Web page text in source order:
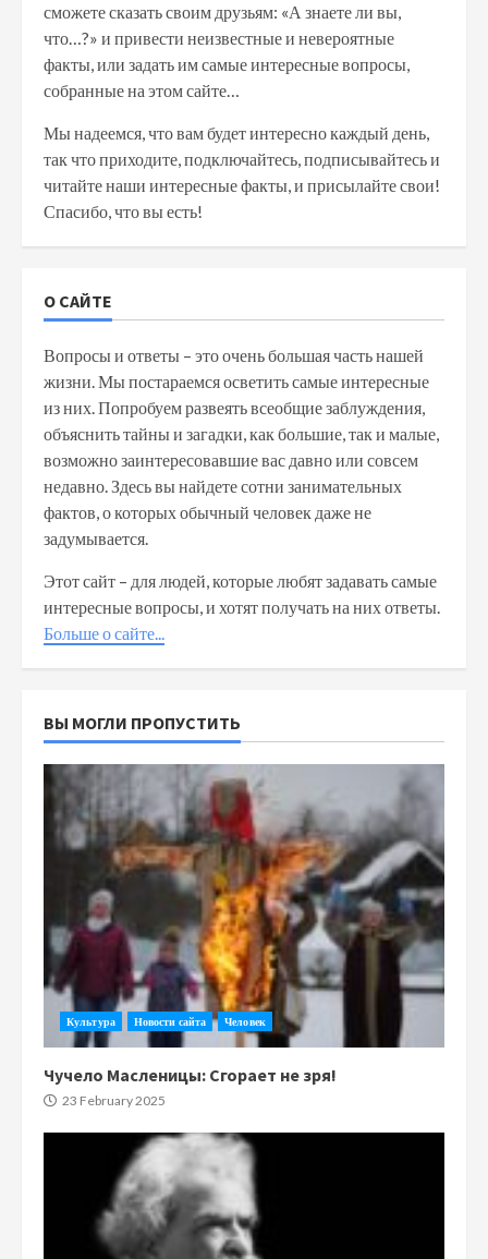
сможете сказать своим друзьям: «А знаете ли вы,
что…?» и привести неизвестные и невероятные
факты, или задать им самые интересные вопросы,
собранные на этом сайте…
Мы надеемся, что вам будет интересно каждый день,
так что приходите, подключайтесь, подписывайтесь и
читайте наши интересные факты, и присылайте свои!
Спасибо, что вы есть!
О САЙТЕ
Вопросы и ответы – это очень большая часть нашей
жизни. Мы постараемся осветить самые интересные
из них. Попробуем развеять всеобщие заблуждения,
объяснить тайны и загадки, как большие, так и малые,
возможно заинтересовавшие вас давно или совсем
недавно. Здесь вы найдете сотни занимательных
фактов, о которых обычный человек даже не
задумывается.
Этот сайт – для людей, которые любят задавать самые
интересные вопросы, и хотят получать на них ответы.
Больше о сайте...
ВЫ МОГЛИ ПРОПУСТИТЬ
Культура Новости сайта Человек
Чучело Масленицы: Сгорает не зря!
23 February 2025